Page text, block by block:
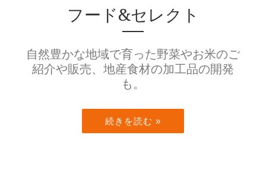
フード&セレクト
自然豊かな地域で育った野菜やお米のご
紹介や販売、地産食材の加工品の開発
も。
続きを読む »